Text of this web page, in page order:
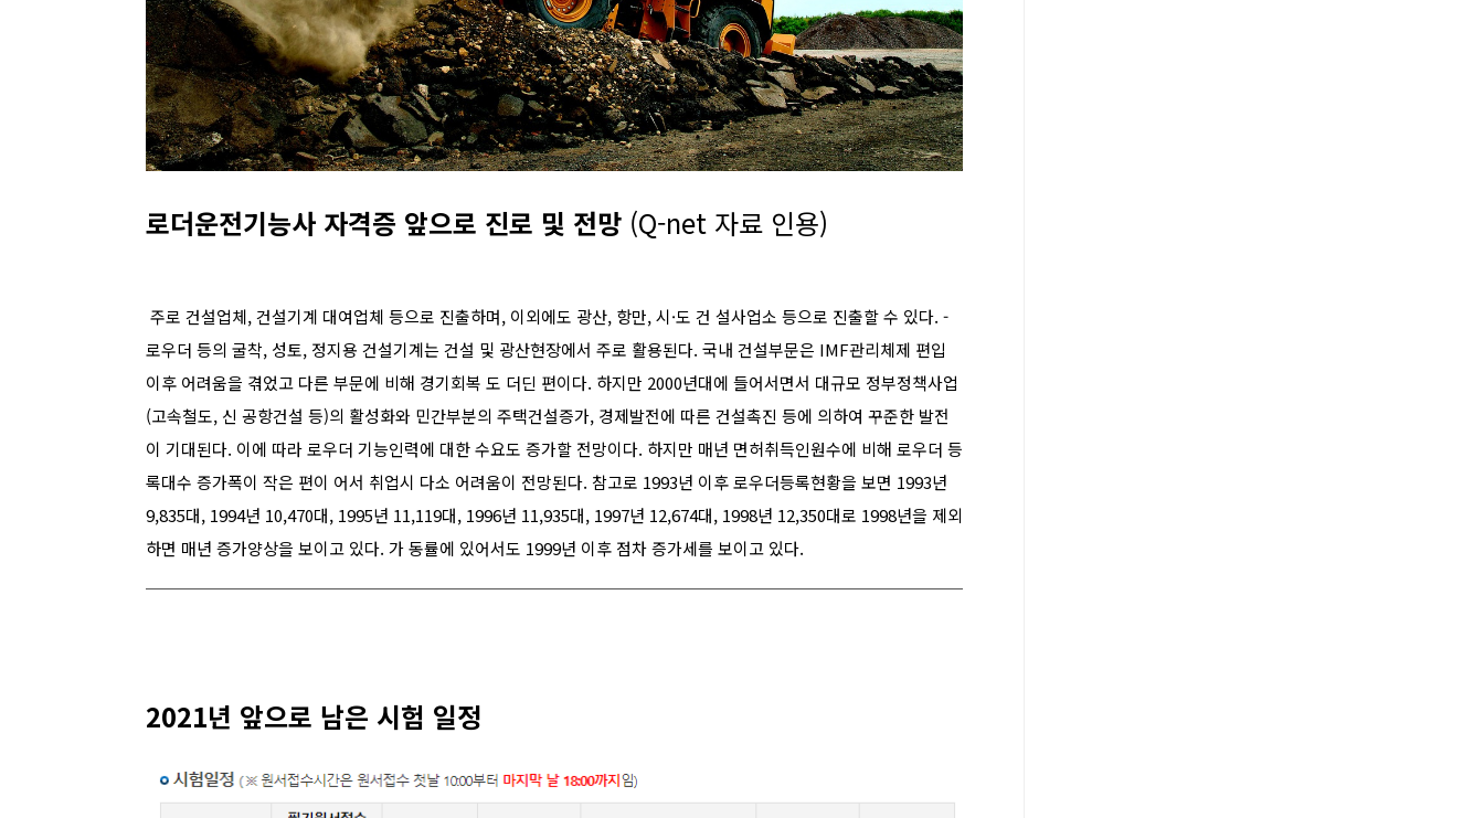
로더운전기능사 자격증 앞으로 진로 및 전망 (Q-net 자료 인용)
주로 건설업체, 건설기계 대여업체 등으로 진출하며, 이외에도 광산, 항만, 시·도 건 설사업소 등으로 진출할 수 있다. -
로우더 등의 굴착, 성토, 정지용 건설기계는 건설 및 광산현장에서 주로 활용된다. 국내 건설부문은 IMF관리체제 편입
이후 어려움을 겪었고 다른 부문에 비해 경기회복 도 더딘 편이다. 하지만 2000년대에 들어서면서 대규모 정부정책사업
(고속철도, 신 공항건설 등)의 활성화와 민간부분의 주택건설증가, 경제발전에 따른 건설촉진 등에 의하여 꾸준한 발전
이 기대된다. 이에 따라 로우더 기능인력에 대한 수요도 증가할 전망이다. 하지만 매년 면허취득인원수에 비해 로우더 등
록대수 증가폭이 작은 편이 어서 취업시 다소 어려움이 전망된다. 참고로 1993년 이후 로우더등록현황을 보면 1993년
9,835대, 1994년 10,470대, 1995년 11,119대, 1996년 11,935대, 1997년 12,674대, 1998년 12,350대로 1998년을 제외
하면 매년 증가양상을 보이고 있다. 가 동률에 있어서도 1999년 이후 점차 증가세를 보이고 있다.
2021년 앞으로 남은 시험 일정